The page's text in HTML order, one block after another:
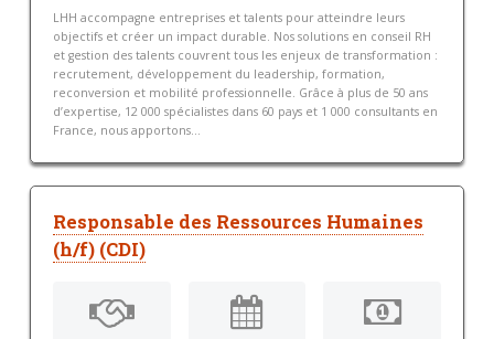
LHH accompagne entreprises et talents pour atteindre leurs
objectifs et créer un impact durable. Nos solutions en conseil RH
et gestion des talents couvrent tous les enjeux de transformation :
recrutement, développement du leadership, formation,
reconversion et mobilité professionnelle. Grâce à plus de 50 ans
d’expertise, 12 000 spécialistes dans 60 pays et 1 000 consultants en
France, nous apportons...
Responsable des Ressources Humaines
(h/f) (CDI)